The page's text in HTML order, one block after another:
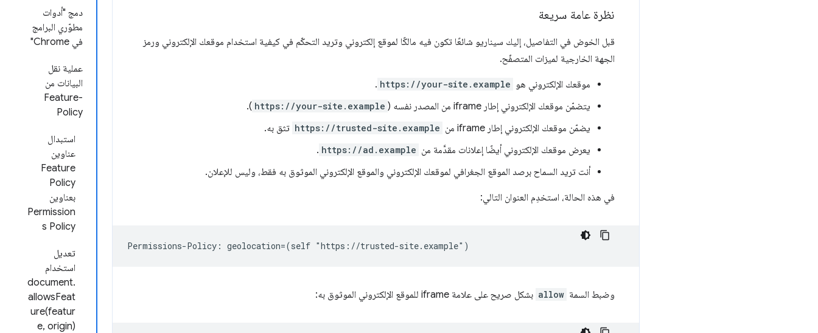
دمج "أدوات
مطوّري البرامج
في Chrome"
عملية نقل
البيانات من
Feature-
Policy
استبدال
عناوين
Feature
Policy
بعناوين
Permission
s Policy
تعديل
استخدام
document.
allowsFeat
ure(featur
e, origin)
نظرة عامة سريعة
قبل الخوض في التفاصيل، إليك سيناريو شائعًا تكون فيه مالكًا لموقع إلكتروني وتريد التحكّم في كيفية استخدام موقعك الإلكتروني ورمز
الجهة الخارجية لميزات المتصفّح.
موقعك الإلكتروني هو https://your-site.example
.
يتضمّن موقعك الإلكتروني إطار iframe من المصدر نفسه (
https://your-site.example
).
يضمّن موقعك الإلكتروني إطار iframe من
https://trusted-site.example تثق به.
يعرض موقعك الإلكتروني أيضًا إعلانات مقدَّمة من https://ad.example
.
أنت تريد السماح برصد الموقع الجغرافي لموقعك الإلكتروني والموقع الإلكتروني الموثوق به فقط، وليس للإعلان.
في هذه الحالة، استخدِم العنوان التالي:
وضبط السمة allow بشكل صريح على علامة iframe للموقع الإلكتروني الموثوق به: